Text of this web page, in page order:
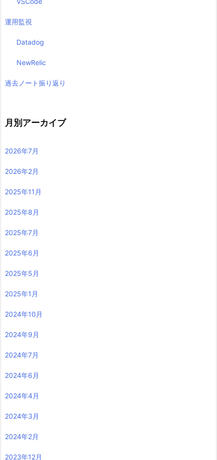
運用監視
Datadog
NewRelic
過去ノート振り返り
月別アーカイブ
2026年7月
2026年2月
2025年11月
2025年8月
2025年7月
2025年6月
2025年5月
2025年1月
2024年10月
2024年9月
2024年7月
2024年6月
2024年4月
2024年3月
2024年2月
2023年12月